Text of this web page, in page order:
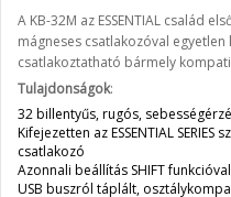
A KB-32M az ESSENTIAL család
mágneses csatlakozóval
csatlakoztatható bármely
Tulajdonságok:
32 billentyűs, rugós,
Kifejezetten az ESSENTIAL
csatlakozó
Azonnali beállítás SHIFT funkcióval
USB buszról táplált,